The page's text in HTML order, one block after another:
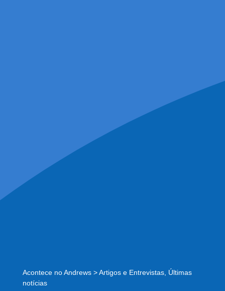
Acontece no Andrews>Artigos e Entrevistas, Últimas
notícias